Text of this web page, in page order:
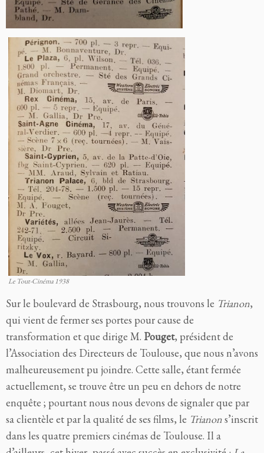
Le Tout-Cinéma 1938
Sur le boulevard de Strasbourg, nous trouvons le Trianon,
qui vient de fermer ses portes pour cause de
transformation et que dirige M. Pouget, président de
l’Association des Directeurs de Toulouse, que nous n’avons
malheureusement pu joindre. Cette salle, étant fermée
actuellement, se trouve être un peu en dehors de notre
enquête ; pourtant nous nous devons de signaler que par
sa clientèle et par la qualité de ses films, le Trianons’inscrit
dans les quatre premiers cinémas de Toulouse. Il a